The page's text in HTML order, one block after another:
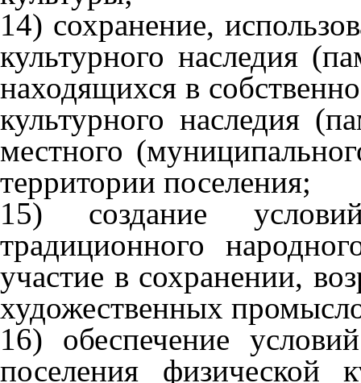
14) сохранение,
культурного наследия
находящихся в
культурного наследия
местного
территории поселения;
15) создание
традиционного
участие в сохранении,
художественных
16) обеспечение
поселения физической